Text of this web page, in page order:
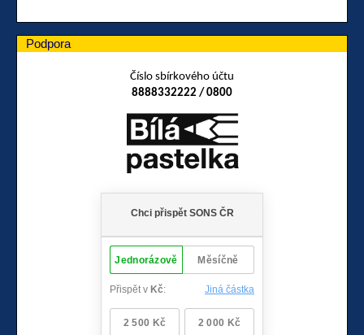
Podpora
Číslo sbírkového účtu
8888332222 / 0800